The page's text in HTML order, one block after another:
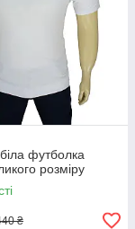
футболка
розміру
₴